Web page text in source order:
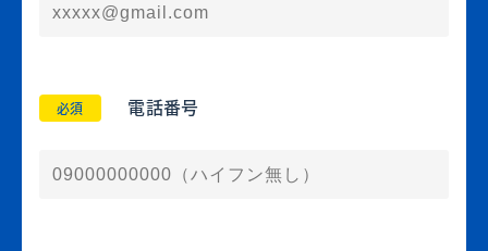
必須 電話番号